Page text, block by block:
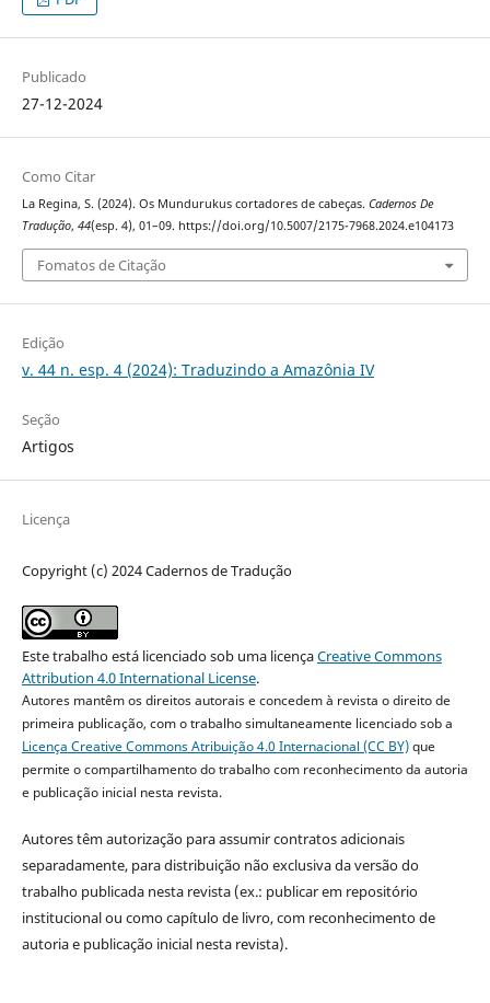
Publicado
27-12-2024
Como Citar
La Regina, S. (2024). Os Mundurukus cortadores de cabeças. Cadernos De
Tradução, 44(esp. 4), 01–09. https://doi.org/10.5007/2175-7968.2024.e104173
Fomatos de Citação
Edição
v. 44 n. esp. 4 (2024): Traduzindo a Amazônia IV
Seção
Artigos
Licença
Copyright (c) 2024 Cadernos de Tradução
Este trabalho está licenciado sob uma licençaCreative Commons
Attribution 4.0 International License.
Autores mantêm os direitos autorais e concedem à revista o direito de
primeira publicação, com o trabalho simultaneamente licenciado sob a
Licença Creative Commons Atribuição 4.0 Internacional (CC BY)que
permite o compartilhamento do trabalho com reconhecimento da autoria
e publicação inicial nesta revista.
Autores têm autorização para assumir contratos adicionais
separadamente, para distribuição não exclusiva da versão do
trabalho publicada nesta revista (ex.: publicar em repositório
institucional ou como capítulo de livro, com reconhecimento de
autoria e publicação inicial nesta revista).